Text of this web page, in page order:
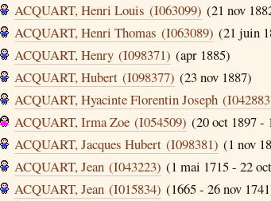
ACQUART, Henri Louis (I063099) (21 nov
ACQUART, Henri Thomas (I063089) (21 juin
ACQUART, Henry (I098371) (apr 1885)
ACQUART, Hubert (I098377) (23 nov 1887)
ACQUART, Hyacinte Florentin Joseph
ACQUART, Irma Zoe (I054509) (20 oct 1897 -
ACQUART, Jacques Hubert (I098381) (1 nov
ACQUART, Jean (I043223) (1 mai 1715 - 22
ACQUART, Jean (I015834) (1665 - 26 nov